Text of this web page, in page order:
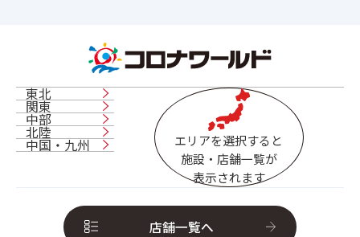
東北
関東
中部
北陸
中国・九州
エリアを選択すると
施設・店舗一覧が
表示されます
店舗一覧へ